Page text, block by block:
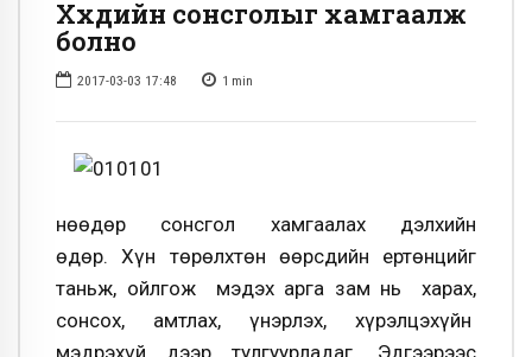
Хүүхдийн сонсголыг хамгаалж
болно
2017-03-03 17:48 1 min
Өнөөдөр сонсгол хамгаалах дэлхийн
өдөр. Хүн төрөлхтөн өөрсдийн ертөнцийг
таньж, ойлгож мэдэх арга зам нь харах,
сонсох, амтлах, үнэрлэх, хүрэлцэхүйн
мэдрэхүй дээр тулгуурладаг. Эдгээрээс